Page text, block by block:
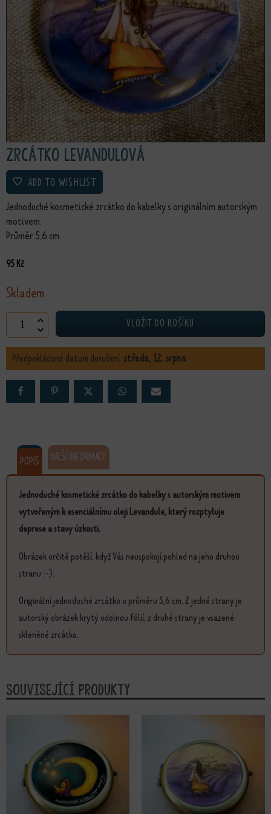
Zrcátko Levandulová
ADD TO WISHLIST
Jednoduché kosmetické zrcátko do kabelky s originálním autorským
motivem.
Průměr 5,6 cm.
95 Kč
Skladem
Zrcátko Levandulová množství VLOŽIT DO KOŠÍKU
Předpokládané datum doručení:středa, 12. srpna
POPIS DALŠÍ INFORMACE
Jednoduché kosmetické zrcátko do kabelky s autorským motivem
vytvořeným k esenciálnímu oleji Levandule, který rozptyluje
deprese a stavy úzkosti.
Obrázek určitě potěší, když Vás neuspokojí pohled na jeho druhou
stranu :-).
Originální jednoduché zrcátko o průměru 5,6 cm. Z jedné strany je
autorský obrázek krytý odolnou fólií, z druhé strany je vsazené
skleněné zrcátko.
Související produkty